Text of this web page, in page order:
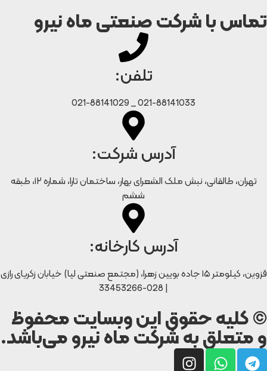
تماس با شرکت صنعتی ماه نیرو
تلفن:
021-88141033 _ 021-88141029
آدرس شرکت:
تهران، طالقانی، نبش ملک الشعرای بهار، ساختمان تارا، شماره ۱۲، طبقه
ششم
آدرس کارخانه:
قزوین، کیلومتر ۱۵ جاده بويین زهرا، (مجتمع صنعتی لیا) خیابان زکریای رازی
| 028-33453266
© کلیه حقوق این وبسایت محفوظ
و متعلق به شرکت ماه نیرو می‌باشد.